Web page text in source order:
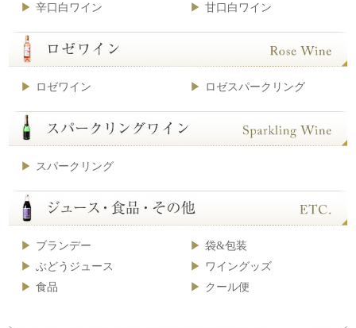
辛口白ワイン 甘口白ワイン
ロゼワイン ロゼスパークリング
スパークリング
ブランデー
袋&包装
ぶどうジュース
ワイングッズ
食品
クール便